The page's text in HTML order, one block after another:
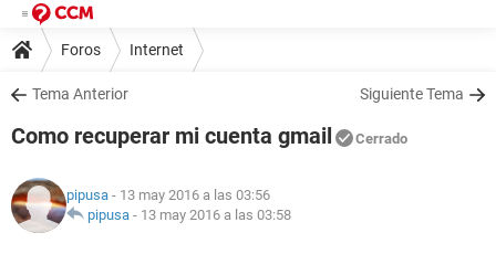
Foros Internet
Tema Anterior Siguiente Tema
Como recuperar mi cuenta gmail Cerrado
pipusa - 13 may 2016 a las 03:56
pipusa - 13 may 2016 a las 03:58